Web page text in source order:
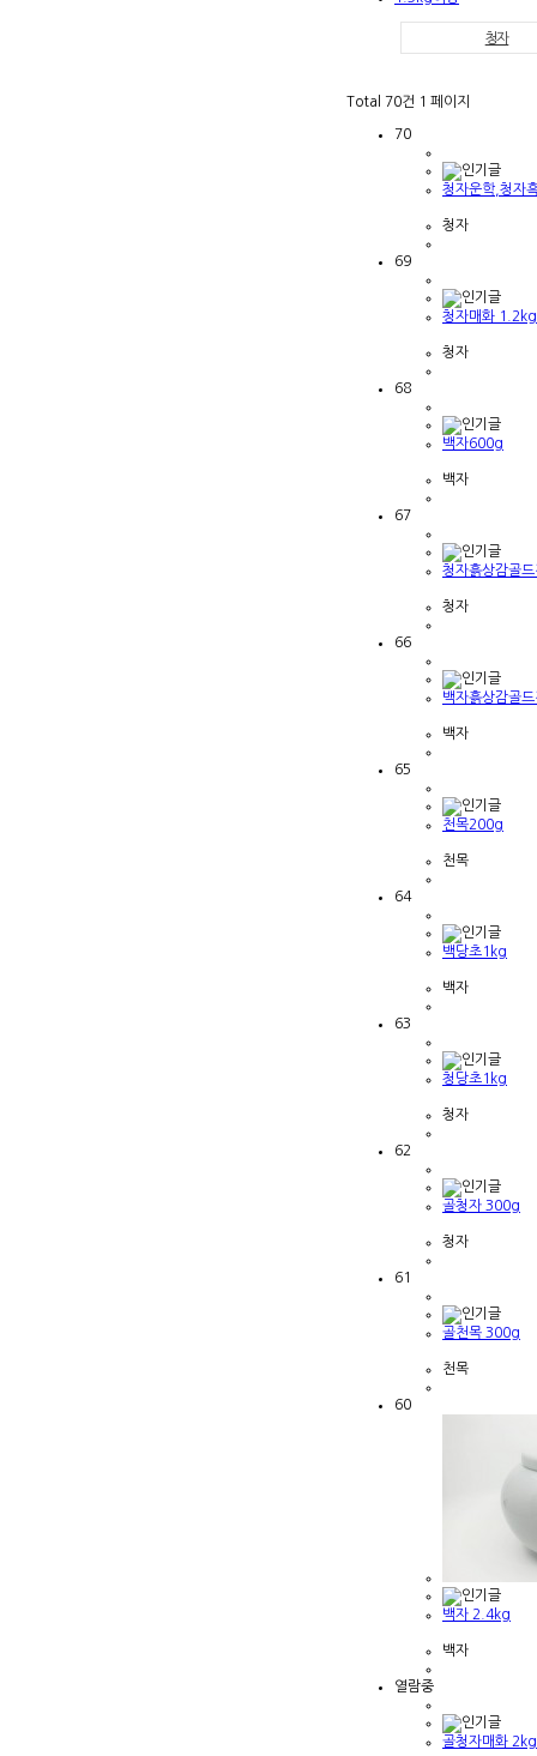
청자
Total 70건 1 페이지
70
청자운학,청자
청자
69
청자매화 1.2kg
청자
68
백자600g
백자
67
청자흙상감골
청자
66
백자흙상감골
백자
65
천목200g
천목
64
백당초1kg
백자
63
청당초1kg
청자
62
골청자 300g
청자
61
골천목 300g
천목
60
백자 2.4kg
백자
열람중
골청자매화 2kg